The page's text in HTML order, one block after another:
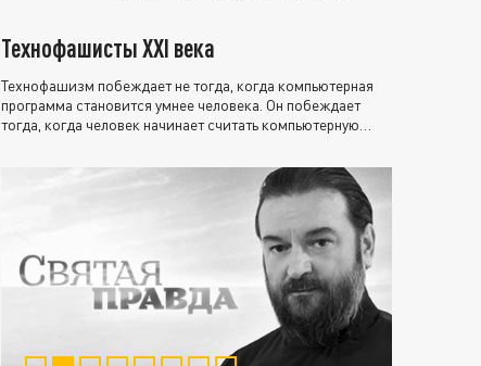
Технофашисты XXI века
Технофашизм побеждает не тогда, когда компьютерная
программа становится умнее человека. Он побеждает
тогда, когда человек начинает считать компьютерную